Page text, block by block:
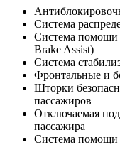
Система
Система помощи
Brake Assist)
Система
Фронтальные и
Шторки
пассажиров
Отключаемая
пассажира
Система помощи